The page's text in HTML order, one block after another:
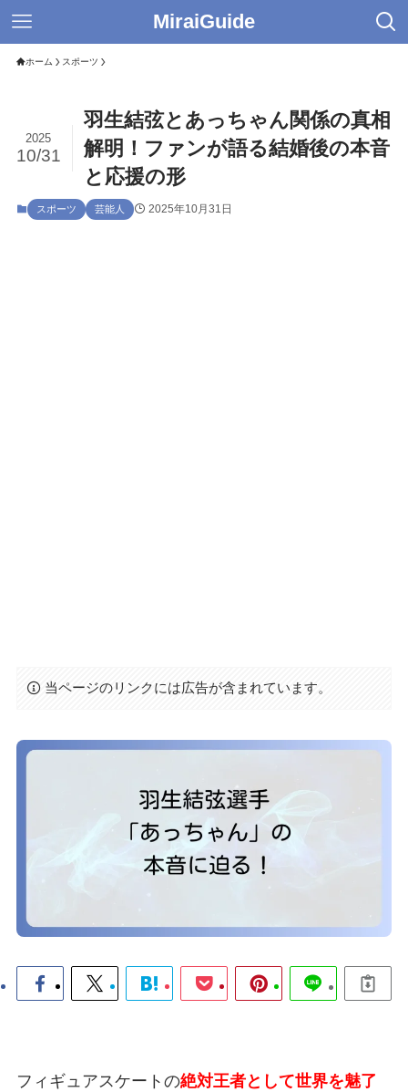
MiraiGuide
ホーム スポーツ
羽生結弦とあっちゃん関係の真相
解明！ファンが語る結婚後の本音
と応援の形
2025
10/31
スポーツ 芸能人 2025年10月31日
当ページのリンクには広告が含まれています。
フィギュアスケートの絶対王者として世界を魅了